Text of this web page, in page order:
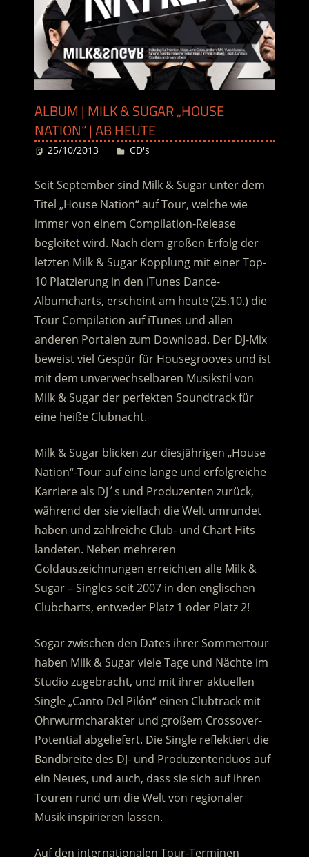
ALBUM | MILK & SUGAR „HOUSE
NATION“ | AB HEUTE
25/10/2013 Desiree
CD's
Seit September sind Milk & Sugar unter dem
Titel „House Nation“ auf Tour, welche wie
immer von einem Compilation-Release
begleitet wird. Nach dem großen Erfolg der
letzten Milk & Sugar Kopplung mit einer Top-
10 Platzierung in den iTunes Dance-
Albumcharts, erscheint am heute (25.10.) die
Tour Compilation auf iTunes und allen
anderen Portalen zum Download. Der DJ-Mix
beweist viel Gespür für Housegrooves und ist
mit dem unverwechselbaren Musikstil von
Milk & Sugar der perfekten Soundtrack für
eine heiße Clubnacht.
Milk & Sugar blicken zur diesjährigen „House
Nation“-Tour auf eine lange und erfolgreiche
Karriere als DJ´s und Produzenten zurück,
während der sie vielfach die Welt umrundet
haben und zahlreiche Club- und Chart Hits
landeten. Neben mehreren
Goldauszeichnungen erreichten alle Milk &
Sugar – Singles seit 2007 in den englischen
Clubcharts, entweder Platz 1 oder Platz 2!
Sogar zwischen den Dates ihrer Sommertour
haben Milk & Sugar viele Tage und Nächte im
Studio zugebracht, und mit ihrer aktuellen
Single „Canto Del Pilón“ einen Clubtrack mit
Ohrwurmcharakter und großem Crossover-
Potential abgeliefert. Die Single reflektiert die
Bandbreite des DJ- und Produzentenduos auf
ein Neues, und auch, dass sie sich auf ihren
Touren rund um die Welt von regionaler
Musik inspirieren lassen.
Auf den internationalen Tour-Terminen